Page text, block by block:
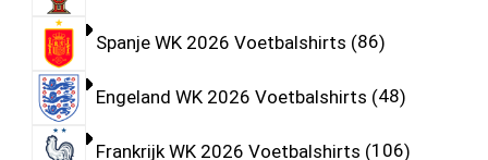
Spanje WK 2026 Voetbalshirts 86
Engeland WK 2026 Voetbalshirts 48
Frankrijk WK 2026 Voetbalshirts 106